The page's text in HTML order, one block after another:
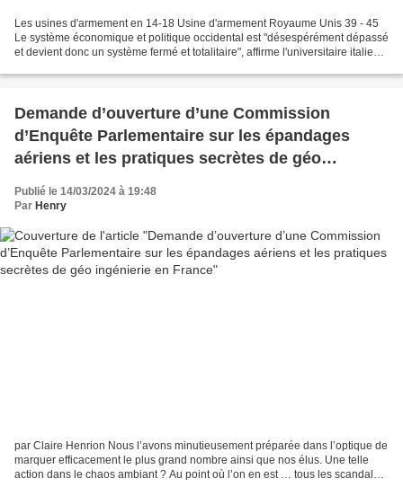
Les usines d'armement en 14-18 Usine d'armement Royaume Unis 39 - 45
Le système économique et politique occidental est "désespérément dépassé
et devient donc un système fermé et totalitaire", affirme l'universitaire italien
Demande d’ouverture d’une Commission
d’Enquête Parlementaire sur les épandages
aériens et les pratiques secrètes de géo
Publié le 14/03/2024 à 19:48
Par Henry
par Claire Henrion Nous l’avons minutieusement préparée dans l’optique de
marquer efficacement le plus grand nombre ainsi que nos élus. Une telle
action dans le chaos ambiant ? Au point où l’on en est … tous les scandales